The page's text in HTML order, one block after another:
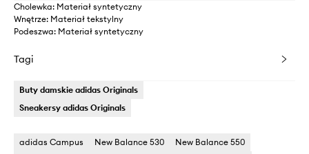
Cholewka: Materiał syntetyczny
Wnętrze: Materiał tekstylny
Podeszwa: Materiał syntetyczny
Tagi
Buty damskie adidas Originals
Sneakersy adidas Originals
adidas Campus New Balance 530
New Balance 550